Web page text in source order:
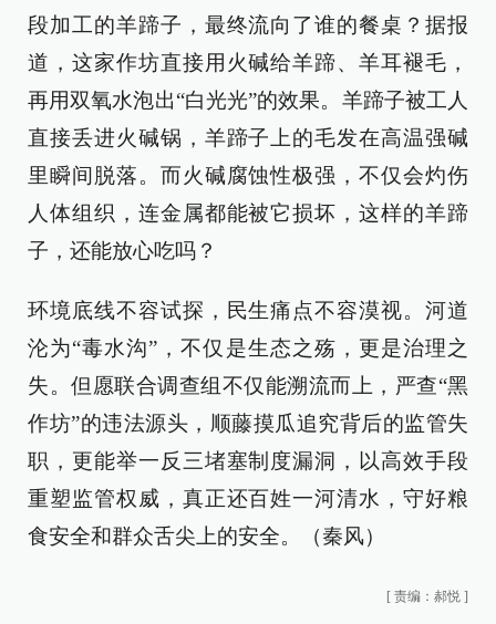
段加工的羊蹄子，最终流向了谁的餐桌？据报
道，这家作坊直接用火碱给羊蹄、羊耳褪毛，
再用双氧水泡出“白光光”的效果。羊蹄子被工人
直接丢进火碱锅，羊蹄子上的毛发在高温强碱
里瞬间脱落。而火碱腐蚀性极强，不仅会灼伤
人体组织，连金属都能被它损坏，这样的羊蹄
子，还能放心吃吗？
环境底线不容试探，民生痛点不容漠视。河道
沦为“毒水沟”，不仅是生态之殇，更是治理之
失。但愿联合调查组不仅能溯流而上，严查“黑
作坊”的违法源头，顺藤摸瓜追究背后的监管失
职，更能举一反三堵塞制度漏洞，以高效手段
重塑监管权威，真正还百姓一河清水，守好粮
食安全和群众舌尖上的安全。（秦风）
[ 责编：郝悦 ]